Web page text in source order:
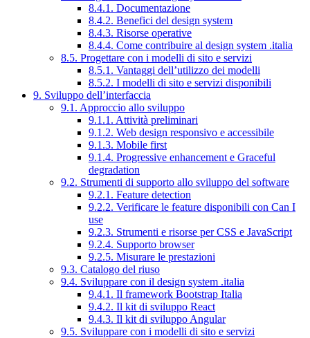
8.4.1. Documentazione
8.4.2. Benefici del design system
8.4.3. Risorse operative
8.4.4. Come contribuire al design system .italia
8.5. Progettare con i modelli di sito e servizi
8.5.1. Vantaggi dell’utilizzo dei modelli
8.5.2. I modelli di sito e servizi disponibili
9. Sviluppo dell’interfaccia
9.1. Approccio allo sviluppo
9.1.1. Attività preliminari
9.1.2. Web design responsivo e accessibile
9.1.3. Mobile first
9.1.4. Progressive enhancement e Graceful
degradation
9.2. Strumenti di supporto allo sviluppo del software
9.2.1. Feature detection
9.2.2. Verificare le feature disponibili con Can I
use
9.2.3. Strumenti e risorse per CSS e JavaScript
9.2.4. Supporto browser
9.2.5. Misurare le prestazioni
9.3. Catalogo del riuso
9.4. Sviluppare con il design system .italia
9.4.1. Il framework Bootstrap Italia
9.4.2. Il kit di sviluppo React
9.4.3. Il kit di sviluppo Angular
9.5. Sviluppare con i modelli di sito e servizi